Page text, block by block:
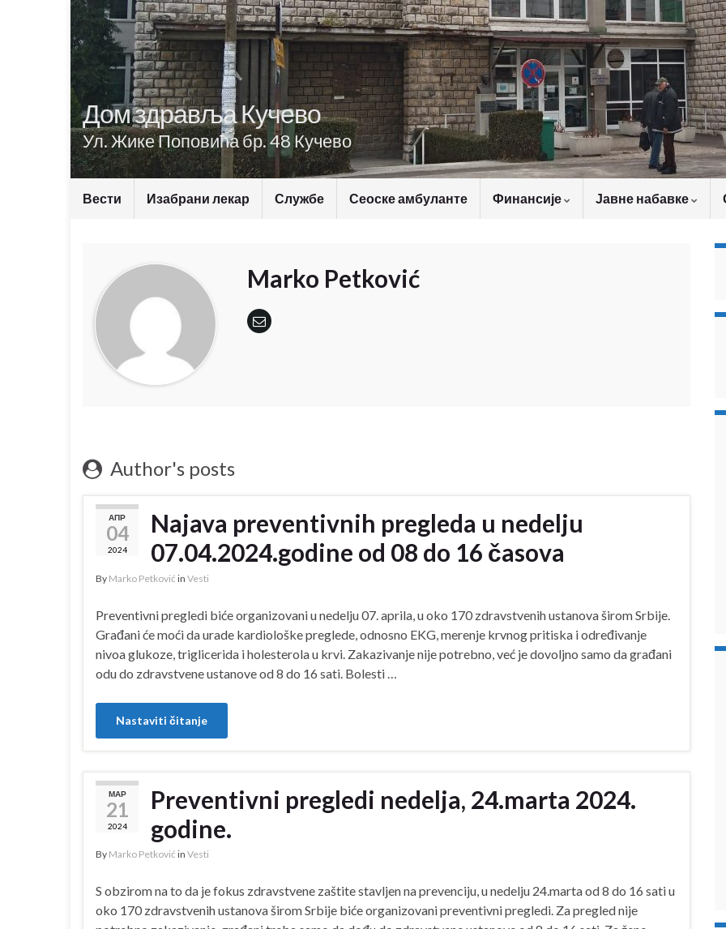
Дом здравља Кучево
Ул. Жике Поповића бр. 48 Кучево
Вести Изабрани лекар Службе Сеоске амбуланте Финансије Јавне набавке
Marko Petković
Author's posts
АПР
04
2024
Najava preventivnih pregleda u nedelju
07.04.2024.godine od 08 do 16 časova
By Marko Petković in Vesti
Preventivni pregledi biće organizovani u nedelju 07. aprila, u oko 170 zdravstvenih ustanova širom Srbije.
Građani će moći da urade kardiološke preglede, odnosno EKG, merenje krvnog pritiska i određivanje
nivoa glukoze, triglicerida i holesterola u krvi. Zakazivanje nije potrebno, već je dovoljno samo da građani
odu do zdravstvene ustanove od 8 do 16 sati. Bolesti …
Nastaviti čitanje
МАР
21
2024
Preventivni pregledi nedelja, 24.marta 2024.
godine.
By Marko Petković in Vesti
S obzirom na to da je fokus zdravstvene zaštite stavljen na prevenciju, u nedelju 24.marta od 8 do 16 sati u
oko 170 zdravstvenih ustanova širom Srbije biće organizovani preventivni pregledi. Za pregled nije